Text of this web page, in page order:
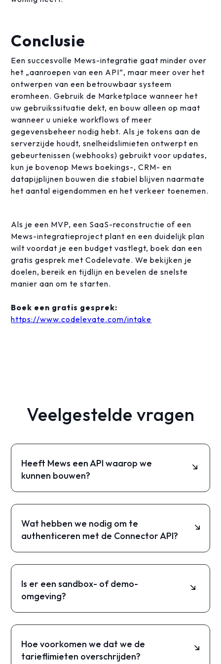
Conclusie
Een succesvolle Mews-integratie gaat minder over
het „aanroepen van een API”, maar meer over het
ontwerpen van een betrouwbaar systeem
eromheen. Gebruik de Marketplace wanneer het
uw gebruikssituatie dekt, en bouw alleen op maat
wanneer u unieke workflows of meer
gegevensbeheer nodig hebt. Als je tokens aan de
serverzijde houdt, snelheidslimieten ontwerpt en
gebeurtenissen (webhooks) gebruikt voor updates,
kun je bovenop Mews boekings-, CRM- en
datapijplijnen bouwen die stabiel blijven naarmate
het aantal eigendommen en het verkeer toenemen.
Als je een MVP, een SaaS-reconstructie of een
Mews-integratieproject plant en een duidelijk plan
wilt voordat je een budget vastlegt, boek dan een
gratis gesprek met Codelevate. We bekijken je
doelen, bereik en tijdlijn en bevelen de snelste
manier aan om te starten.
Boek een gratis gesprek:
https://www.codelevate.com/intake
Veelgestelde vragen
Heeft Mews een API waarop we
kunnen bouwen?
API) en biedt documentatie en een demo-
omgeving om te testen.
Wat hebben we nodig om te
authenticeren met de Connector API?
string die is opgenomen in de payloads van
aanvragen.
Is er een sandbox- of demo-
omgeving?
ontwikkeling en testen.
Hoe voorkomen we dat we de
tarieflimieten overschrijden?